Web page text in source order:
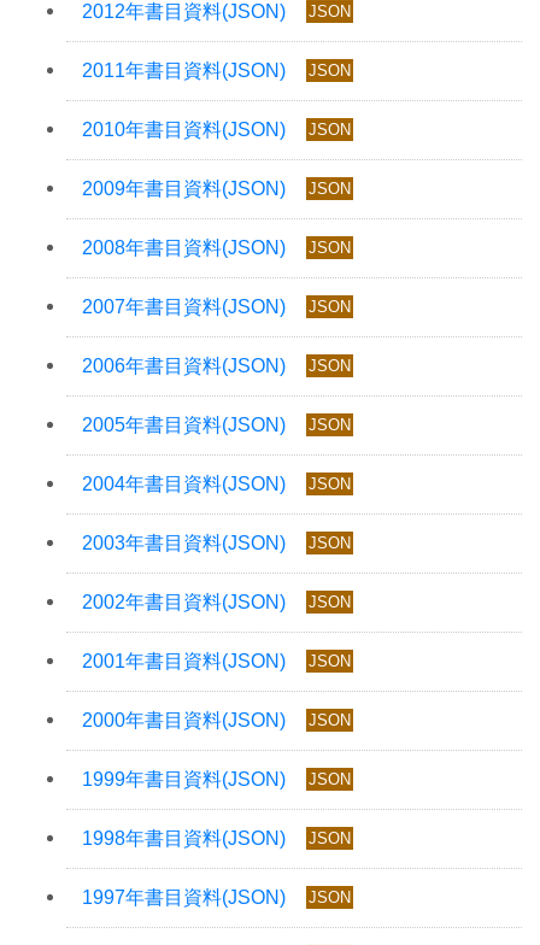
JSON
JSON
JSON
JSON
JSON
JSON
JSON
JSON
JSON
JSON
JSON
JSON
JSON
JSON
JSON
JSON